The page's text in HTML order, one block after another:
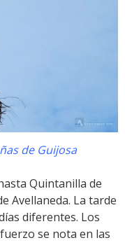
de Guijosa
Quintanilla de
Avellaneda. La tarde
diferentes. Los
se nota en las